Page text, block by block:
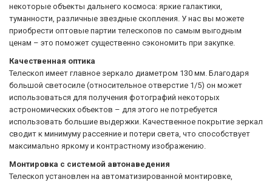
некоторые объекты дальнего космоса: яркие галактики,
туманности, различные звездные скопления. У нас вы можете
приобрести оптовые партии телескопов по самым выгодным
ценам – это поможет существенно сэкономить при закупке.
Качественная оптика
Телескоп имеет главное зеркало диаметром 130 мм. Благодаря
большой светосиле (относительное отверстие 1/5) он может
использоваться для получения фотографий некоторых
астрономических объектов – для этого не потребуется
использовать большие выдержки. Качественное покрытие зеркал
сводит к минимуму рассеяние и потери света, что способствует
максимально яркому и контрастному изображению.
Монтировка с системой автонаведения
Телескоп установлен на автоматизированной монтировке,